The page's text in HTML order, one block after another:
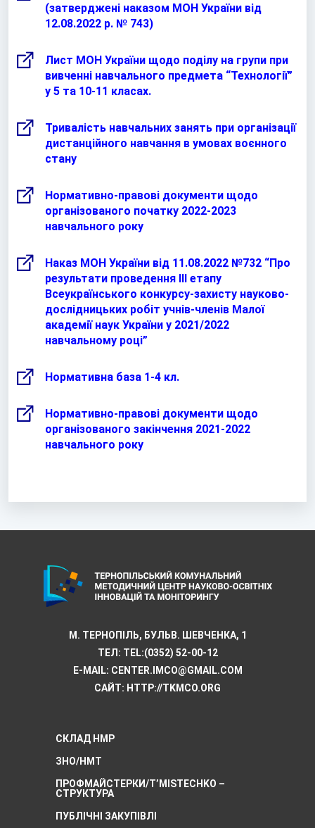
(затверджені наказом МОН України від
12.08.2022 р. № 743)
Лист МОН України щодо поділу на групи при
вивченні навчального предмета “Технології”
у 5 та 10-11 класах.
Тривалість навчальних занять при організації
дистанційного навчання в умовах воєнного
стану
Нормативно-правові документи щодо
організованого початку 2022-2023
навчального року
Наказ МОН України від 11.08.2022 №732 “Про
результати проведення ІІІ етапу
Всеукраїнського конкурсу-захисту науково-
дослідницьких робіт учнів-членів Малої
академії наук України у 2021/2022
навчальному році”
Нормативна база 1-4 кл.
Нормативно-правові документи щодо
організованого закінчення 2021-2022
навчального року
М. ТЕРНОПІЛЬ, БУЛЬВ. ШЕВЧЕНКА, 1
ТЕЛ: TEL:(0352) 52-00-12
E-MAIL: CENTER.IMCO@GMAIL.COM
САЙТ: HTTP://TKMCО.ORG
СКЛАД НМР
ЗНО/НМТ
ПРОФМАЙСТЕРКИ/T’MISTECHKO –
CТРУКТУРА
ПУБЛІЧНІ ЗАКУПІВЛІ